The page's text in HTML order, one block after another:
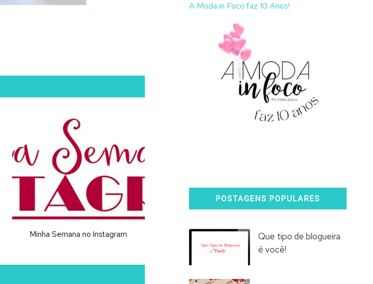
Minha Semana no Instagram
A Moda in Foco faz 10 Anos!
POSTAGENS POPULARES
Que tipo de blogueira
é você!